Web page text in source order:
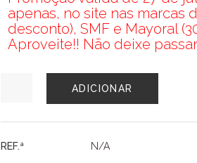
apenas, no site nas marcas
desconto), SMF e Mayoral
Aproveite!! Não deixe
SMF
ADICIONAR
REF.ª N/A